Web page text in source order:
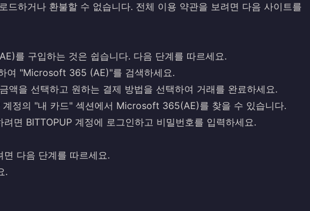
드하거나 환불할 수 없습니다. 전체 이용 약관을 보려면 다음 사이트를
를 구입하는 것은 쉽습니다. 다음 단계를 따르세요.
여 "Microsoft 365 (AE)"를 검색하세요.
을 선택하고 원하는 결제 방법을 선택하여 거래를 완료하세요.
계정의 "내 카드" 섹션에서 Microsoft 365(AE)를 찾을 수 있습니다.
면 BITTOPUP 계정에 로그인하고 비밀번호를 입력하세요.
다음 단계를 따르세요.
.